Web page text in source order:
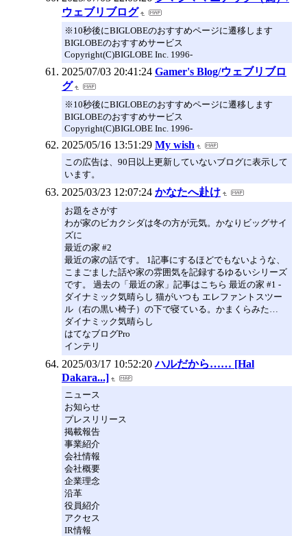
ウェブリブログ
※10秒後にBIGLOBEのおすすめページに遷移します
BIGLOBEのおすすめサービス
Copyright(C)BIGLOBE Inc. 1996-
2025/07/03 20:41:24 Gamer's Blog/ウェブリブロ
グ
※10秒後にBIGLOBEのおすすめページに遷移します
BIGLOBEのおすすめサービス
Copyright(C)BIGLOBE Inc. 1996-
2025/05/16 13:51:29 My wish
この広告は、90日以上更新していないブログに表示して
います。
2025/03/23 12:07:24 かなたへ赴け
お題をさがす
わが家のビカクシダは冬の方が元気。かなりビッグサイ
ズに
最近の家 #2
最近の家の話です。 1記事にするほどでもないような、
こまごました話や家の雰囲気を記録するゆるいシリーズ
です。 過去の「最近の家」記事はこちら 最近の家 #1 -
ダイナミック気晴らし 猫がいつも エレファントスツー
ル（右の黒い椅子）の下で寝ている。かまくらみた…
ダイナミック気晴らし
はてなブログPro
インテリ
2025/03/17 10:52:20 ハルだから…… [Hal
Dakara...]
ニュース
お知らせ
プレスリリース
掲載報告
事業紹介
会社情報
会社概要
企業理念
沿革
役員紹介
アクセス
IR情報